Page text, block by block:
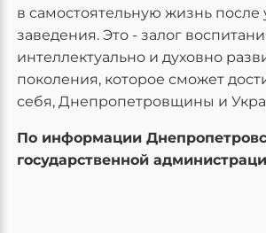
в самостоятельную жизнь после
заведения. Это - залог
интеллектуально и духовно
поколения, которое сможет
себя, Днепропетровщины и
По информации
государственной